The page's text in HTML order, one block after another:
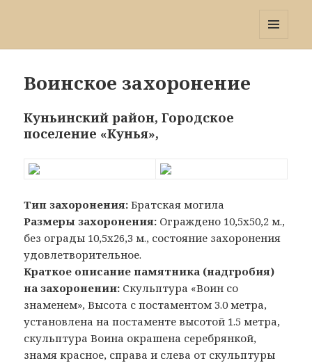
Воинское захоронение
Куньинский район, Городское
поселение «Кунья»,
Тип захоронения: Братская могила
Размеры захоронения: Ограждено 10,5x50,2 м.,
без ограды 10,5х26,3 м., состояние захоронения
удовлетворительное.
Краткое описание памятника (надгробия)
на захоронении: Скульптура «Воин со
знаменем», Высота с постаментом 3.0 метра,
установлена на постаменте высотой 1.5 метра,
скульптура Воина окрашена серебрянкой,
знамя красное, справа и слева от скульптуры